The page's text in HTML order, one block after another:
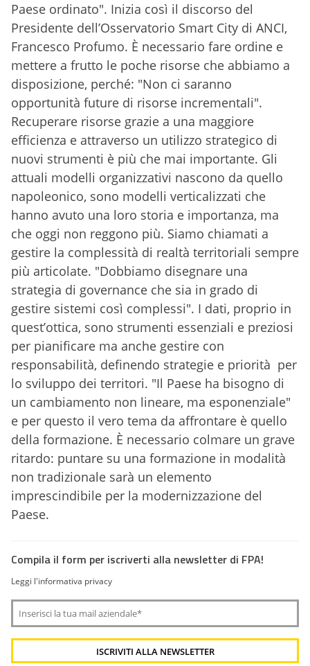
Paese ordinato". Inizia così il discorso del
Presidente dell’Osservatorio Smart City di ANCI,
Francesco Profumo. È necessario fare ordine e
mettere a frutto le poche risorse che abbiamo a
disposizione, perché: "Non ci saranno
opportunità future di risorse incrementali".
Recuperare risorse grazie a una maggiore
efficienza e attraverso un utilizzo strategico di
nuovi strumenti è più che mai importante. Gli
attuali modelli organizzativi nascono da quello
napoleonico, sono modelli verticalizzati che
hanno avuto una loro storia e importanza, ma
che oggi non reggono più. Siamo chiamati a
gestire la complessità di realtà territoriali sempre
più articolate. "Dobbiamo disegnare una
strategia di governance che sia in grado di
gestire sistemi così complessi". I dati, proprio in
quest’ottica, sono strumenti essenziali e preziosi
per pianificare ma anche gestire con
responsabilità, definendo strategie e priorità per
lo sviluppo dei territori. "Il Paese ha bisogno di
un cambiamento non lineare, ma esponenziale"
e per questo il vero tema da affrontare è quello
della formazione. È necessario colmare un grave
ritardo: puntare su una formazione in modalità
non tradizionale sarà un elemento
imprescindibile per la modernizzazione del
Paese.
Compila il form per iscriverti alla newsletter di FPA!
Leggi l'informativa privacy